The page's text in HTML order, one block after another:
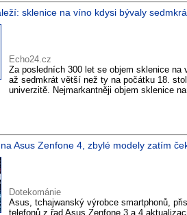
sklenice na víno kdysi bývaly
Echo24.cz
Za posledních 300 let se objem sklenice
až sedmkrát větší než ty na počátku 18.
univerzitě. Nejmarkantněji objem sklenice
Asus Zenfone 4, zbylé modely zatím
Dotekománie
Asus, tchajwanský výrobce smartphonů,
telefonů z řad Asus Zenfone 3 a 4